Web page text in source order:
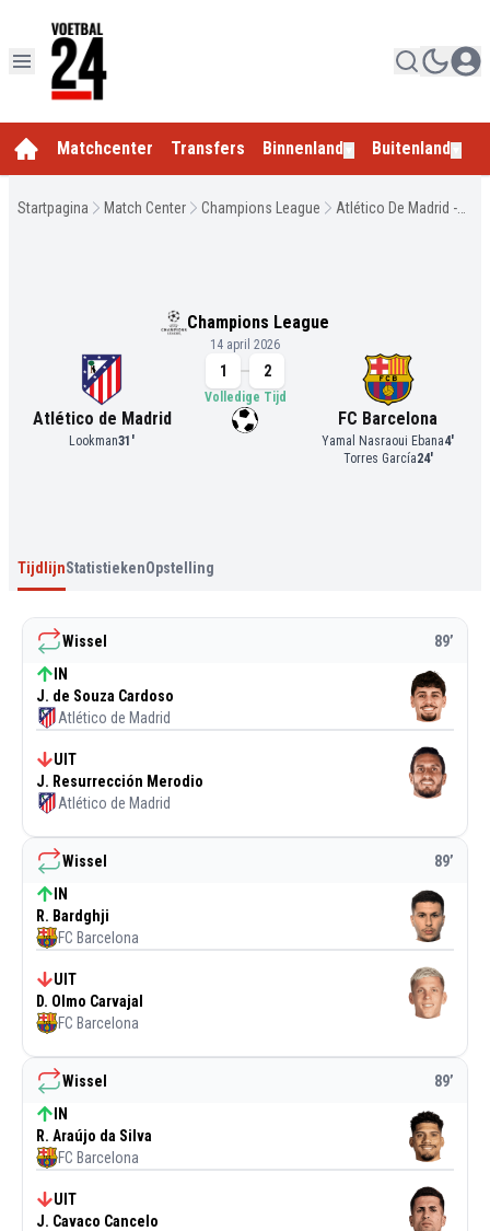
Matchcenter Transfers Binnenland Buitenland
Startpagina Match Center Champions League
Atlético De Madrid -
Champions League
14 april 2026
Atlético de Madrid
Lookman31 '
1 2
Volledige Tijd
FC Barcelona
Yamal Nasraoui Ebana4'
Torres García24'
TijdlijnStatistiekenOpstelling
Wissel 89’
IN
R. Araújo da Silva
FC Barcelona
UIT
J. Cavaco Cancelo
Wissel 89’
IN
R. Bardghji
FC Barcelona
UIT
D. Olmo Carvajal
FC Barcelona
Wissel 89’
IN
J. de Souza Cardoso
Atlético de Madrid
UIT
J. Resurrección Merodio
Atlético de Madrid